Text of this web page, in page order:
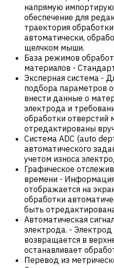
напрямую
обеспечение для
траектория
автоматически,
щелчком мыши.
База режимов
материалов -
Эксперная система -
подбора параметров
внести данные о
электрода и
обработки отверстий
отредактированы
Система ADC (auto
автоматического
учетом износа
Графическое
времени -
отображается на
обработки
быть
Автоматическая
электрода. - Электрод
возвращается в
останавливает
Перевод из